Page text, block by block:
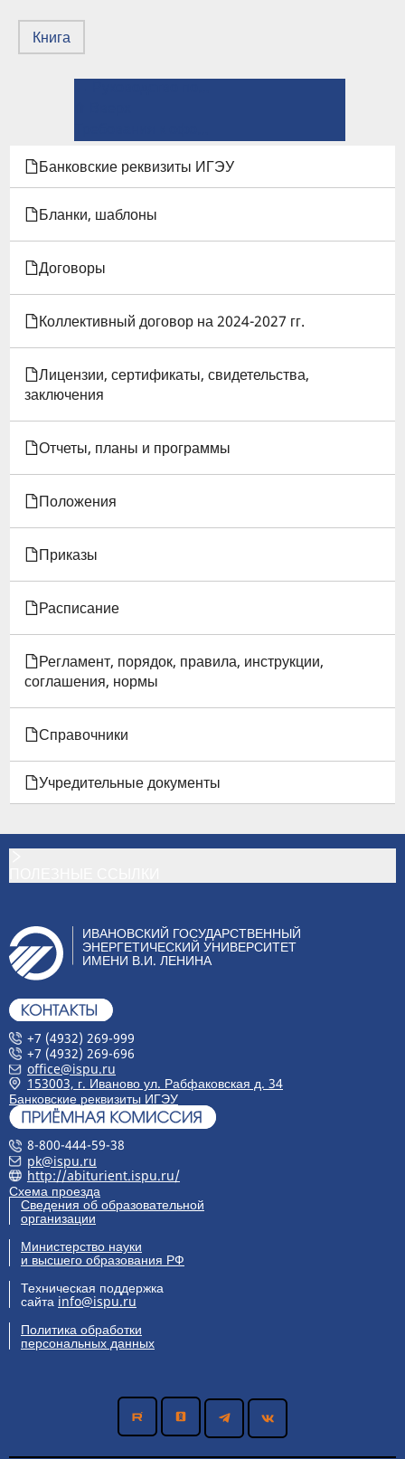
Книга
КНИГИ
ДЛЯ
СТРУКТУРА
РЕЖИМ
РАБОТЫ
БИБЛИОТЕКИ
ИГЭУ
Банковские реквизиты ИГЭУ
Бланки, шаблоны
Договоры
Коллективный договор на 2024-2027 гг.
Лицензии, сертификаты, свидетельства,
заключения
Отчеты, планы и программы
Положения
Приказы
Расписание
Регламент, порядок, правила, инструкции,
соглашения, нормы
Справочники
Учредительные документы
ИВАНОВСКИЙ ГОСУДАРСТВЕННЫЙ
ЭНЕРГЕТИЧЕСКИЙ УНИВЕРСИТЕТ
ИМЕНИ В.И. ЛЕНИНА
+7 (4932) 269-999
+7 (4932) 269-696
office@ispu.ru
153003, г. Иваново ул. Рабфаковская д. 34
Банковские реквизиты ИГЭУ
8-800-444-59-38
pk@ispu.ru
http://abiturient.ispu.ru/
Схема проезда
Сведения об образовательной
организации
Министерство науки
и высшего образования РФ
Техническая поддержка
сайта info@ispu.ru
Политика обработки
персональных данных